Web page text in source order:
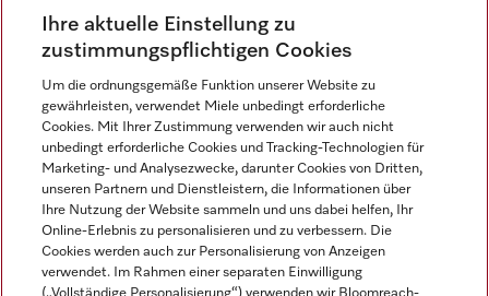
Miele Experience Center Gütersloh
Newsletter
Ihre aktuelle Einstellung zu
zustimmungspflichtigen Cookies
Um die ordnungsgemäße Funktion unserer Website zu
gewährleisten, verwendet Miele unbedingt erforderliche
Cookies. Mit Ihrer Zustimmung verwenden wir auch nicht
unbedingt erforderliche Cookies und Tracking-Technologien für
Marketing- und Analysezwecke, darunter Cookies von Dritten,
unseren Partnern und Dienstleistern, die Informationen über
Ihre Nutzung der Website sammeln und uns dabei helfen, Ihr
Online-Erlebnis zu personalisieren und zu verbessern. Die
Cookies werden auch zur Personalisierung von Anzeigen
verwendet. Im Rahmen einer separaten Einwilligung